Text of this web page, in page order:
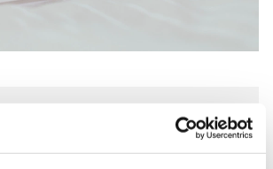
21. November 2027, 13:00